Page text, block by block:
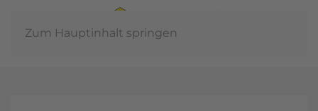
Zum Hauptinhalt springen